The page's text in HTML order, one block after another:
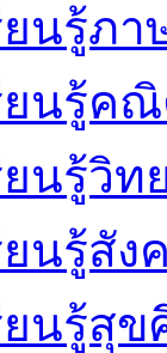
นรู้ภา
ยนรู้ค
นรู้วิท
นรู้สัง
ยนรู้สุ